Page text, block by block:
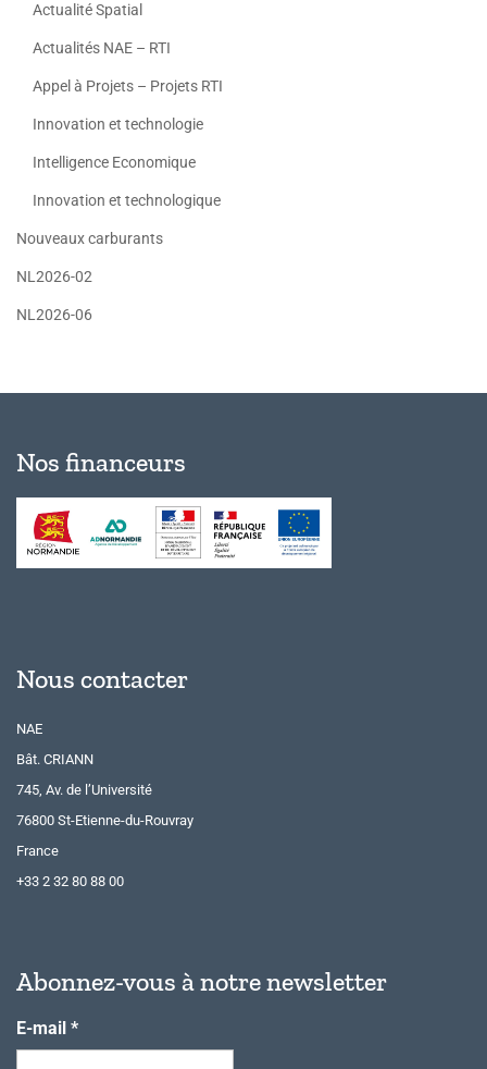
Actualité Spatial
Actualités NAE – RTI
Appel à Projets – Projets RTI
Innovation et technologie
Intelligence Economique
Innovation et technologique
Nouveaux carburants
NL2026-02
NL2026-06
Nos financeurs
Nous contacter
NAE
Bât. CRIANN
745, Av. de l’Université
76800 St-Etienne-du-Rouvray
France
+33 2 32 80 88 00
Abonnez-vous à notre newsletter
E-mail *